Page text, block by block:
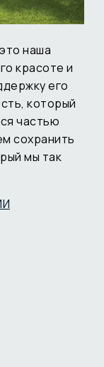
наша
красоте и
его
который
частью
сохранить
мы так